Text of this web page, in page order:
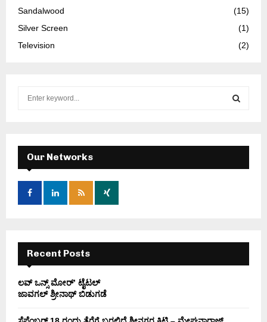
Sandalwood
(15)
Silver Screen
(1)
Television
(2)
f
o
:
E
A
H
Our Networks
Recent Posts
ಲವ್ ಒನ್ಸ್ ಮೋರ್’ ಟೈಟಲ್
ಜಾವಗಲ್ ಶ್ರೀನಾಥ್ ಬಿಡುಗಡೆ